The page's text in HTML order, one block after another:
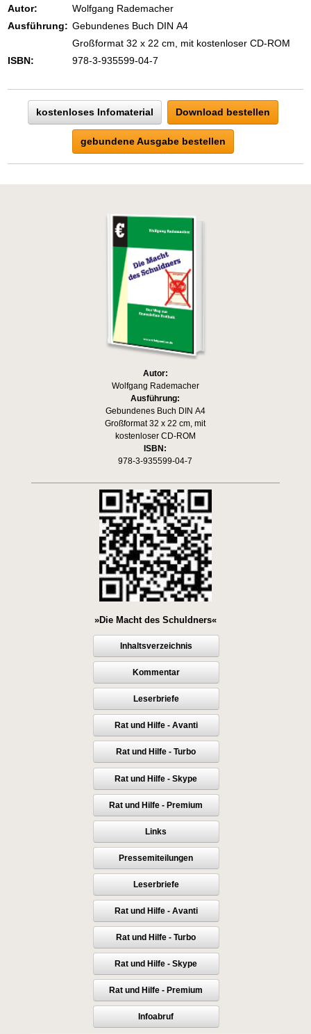
eins ist todsicher:
Zeigen Sie mit der Maus hierhin, um
Autor:
Wolfgang Rademacher
Ausführung: Gebundenes Buch DIN A4
Großformat 32 x 22 cm, mit kostenloser CD-ROM
ISBN:
978-3-935599-04-7
kostenloses Infomaterial Download bestellen
gebundene Ausgabe bestellen
Autor:
Wolfgang Rademacher
Ausführung:
Gebundenes Buch DIN A4
Großformat 32 x 22 cm, mit
kostenloser CD-ROM
ISBN:
978-3-935599-04-7
»Die Macht des Schuldners«
Inhaltsverzeichnis
Kommentar
Leserbriefe
Rat und Hilfe - Avanti
Rat und Hilfe - Turbo
Rat und Hilfe - Skype
Rat und Hilfe - Premium
Links
Pressemiteilungen
Leserbriefe
Rat und Hilfe - Avanti
Rat und Hilfe - Turbo
Rat und Hilfe - Skype
Rat und Hilfe - Premium
Infoabruf